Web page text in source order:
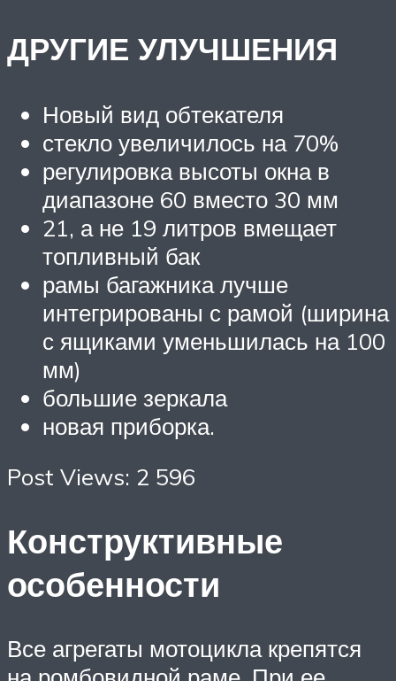
ДРУГИЕ УЛУЧШЕНИЯ
Новый вид обтекателя
стекло увеличилось на 70%
регулировка высоты окна в
диапазоне 60 вместо 30 мм
21, а не 19 литров вмещает
топливный бак
рамы багажника лучше
интегрированы с рамой (ширина
с ящиками уменьшилась на 100
мм)
большие зеркала
новая приборка.
Post Views: 2 596
Конструктивные
особенности
Все агрегаты мотоцикла крепятся